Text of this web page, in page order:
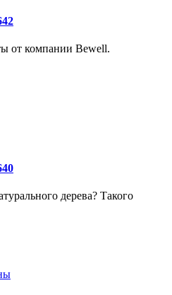
от компании Bewell.
дерева? Такого